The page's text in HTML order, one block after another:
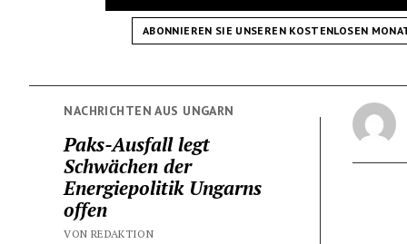
ABONNIEREN SIE UNSEREN KOSTENLOSEN
NACHRICHTEN AUS UNGARN
Paks-Ausfall legt
Schwächen der
Energiepolitik Ungarns
offen
VON REDAKTION